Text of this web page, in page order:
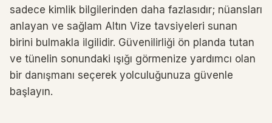
sadece kimlik bilgilerinden daha fazlasıdır; nüansları
anlayan ve sağlam Altın Vize tavsiyeleri sunan
birini bulmakla ilgilidir. Güvenilirliği ön planda tutan
ve tünelin sonundaki ışığı görmenize yardımcı olan
bir danışmanı seçerek yolculuğunuza güvenle
başlayın.